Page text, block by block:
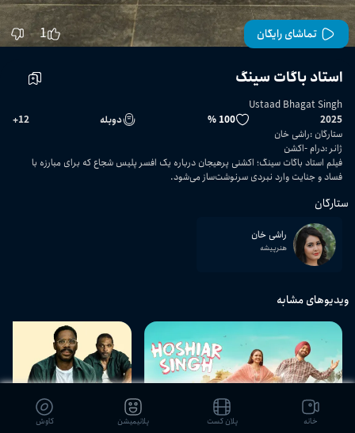
تماشای رایگان 1
استاد باگات سینگ
Ustaad Bhagat Singh
2025
100 % دوبله 12
+
ستارگان :راشی خان
ژانر :درام اکشن
فیلم استاد باگات سینگ؛ اکشنی پرهیجان درباره یک افسر پلیس شجاع که برای مبارزه با
فساد و جنایت وارد نبردی سرنوشت‌ساز می‌شود.
ستارگان
راشی خان
هنرپیشه
ویدیوهای مشابه
خانه پلان کست پلانیمیشن کاوش